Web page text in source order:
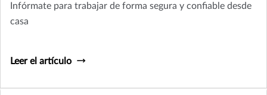
Infórmate para trabajar de forma segura y confiable desde
casa
Leer el artículo